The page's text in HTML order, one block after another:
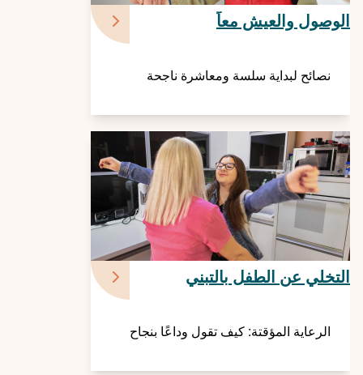
الوصول والعيش معاً
نصائح لبداية سلسة ومعاشرة ناجحة
التخلي عن الطفل بالتبني
الرعاية المؤقتة: كيف تقول وداعًا بنجاح